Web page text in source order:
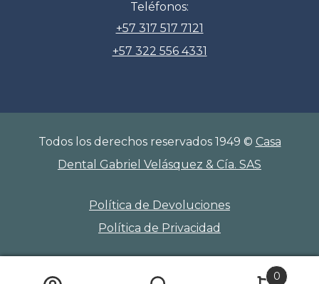
0
Teléfonos:
+57 317 517 7121
+57 322 556 4331
Todos los derechos reservados 1949 © Casa
Dental Gabriel Velásquez & Cía. SAS
Política de Devoluciones
Política de Privacidad